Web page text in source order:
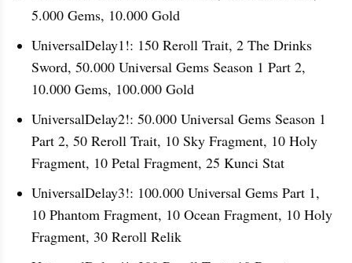
5.000 Gems, 10.000 Gold
UniversalDelay1!: 150 Reroll Trait, 2 The Drinks
Sword, 50.000 Universal Gems Season 1 Part 2,
10.000 Gems, 100.000 Gold
UniversalDelay2!: 50.000 Universal Gems Season 1
Part 2, 50 Reroll Trait, 10 Sky Fragment, 10 Holy
Fragment, 10 Petal Fragment, 25 Kunci Stat
UniversalDelay3!: 100.000 Universal Gems Part 1,
10 Phantom Fragment, 10 Ocean Fragment, 10 Holy
Fragment, 30 Reroll Relik